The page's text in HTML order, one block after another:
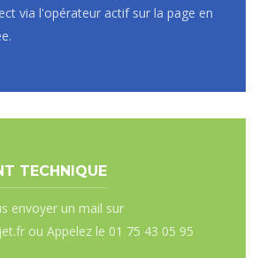
via l'opérateur actif sur la page en
TECHNIQUE
envoyer un mail sur
ou Appelez le 01 75 43 05 95